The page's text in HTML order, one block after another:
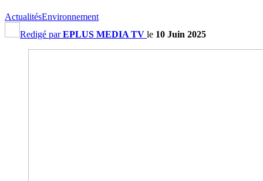
ActualitésEnvironnement
Redigé parEPLUS MEDIA TV le 10 Juin 2025